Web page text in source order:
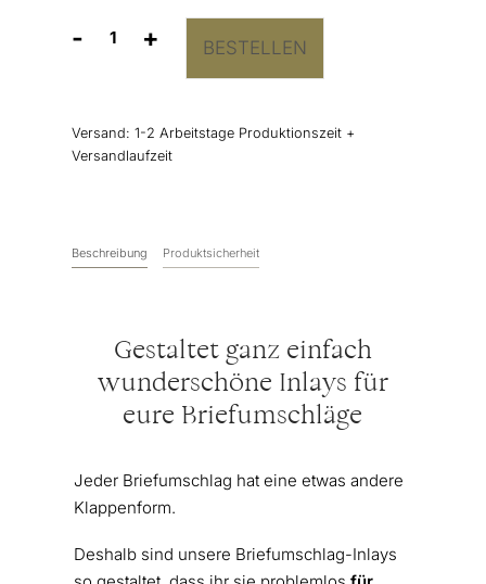
-
Briefumschlag-
+ BESTELLEN
Versand: 1-2 Arbeitstage Produktionszeit +
Versandlaufzeit
Beschreibung Produktsicherheit
Gestaltet ganz einfach
wunderschöne Inlays für
eure Briefumschläge
Jeder Briefumschlag hat eine etwas andere
Klappenform.
Deshalb sind unsere Briefumschlag-Inlays